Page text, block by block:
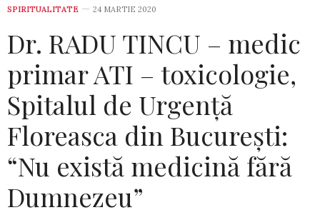
SPIRITUALITATE 24 MARTIE 2020
Dr. RADU TINCU – medic
primar ATI – toxicologie,
Spitalul de Urgență
Floreasca din București:
“Nu există medicină fără
Dumnezeu”